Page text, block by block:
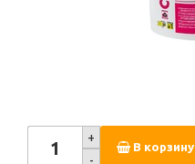
+
-
В корзину